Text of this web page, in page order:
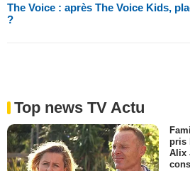
The Voice : après The Voice Kids,
?
Top news TV Actu
pris
Alix